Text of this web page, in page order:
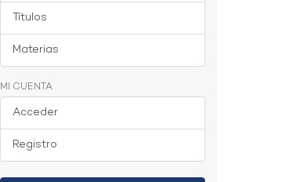
Títulos
Materias
MI CUENTA
Acceder
Registro